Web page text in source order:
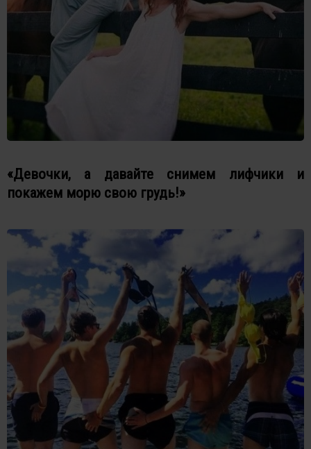
«Девочки, а давайте снимем лифчики и
покажем морю свою грудь!»